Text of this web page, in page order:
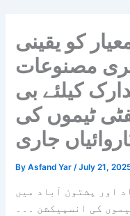
کو یقینی
مصنوعات
کیلئے بی
ٹیموں کی
ByAsfand Yar /July 21,
اور پشتون آباد میں
کی انسپیکشن ۔۔۔